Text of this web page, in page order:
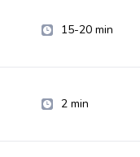
15-20 min
2 min